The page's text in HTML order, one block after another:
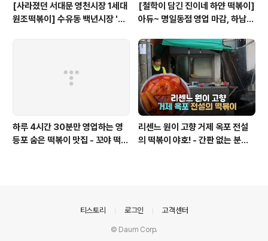
[사라졌던 서대문 영천시장 1세대
원조떡볶이] 수유동 백년시장 '영
[철학이 담긴 진이네 하얀 떡볶이]
아듀~ 명일동점 영업 마감, 하남
하루 4시간 30분만 영업하는 영
등포 숨은 떡볶이 맛집 - 꼬야 떡볶
리센느 원이 고향 거제 옥포 전설
의 떡볶이 야호! - 간판 없는 분식
티스토리 로그인 고객센터
© Daum Corp.